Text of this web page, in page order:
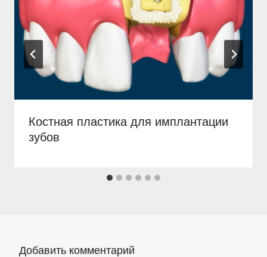
Костная пластика для имплантации
зубов
Добавить комментарий